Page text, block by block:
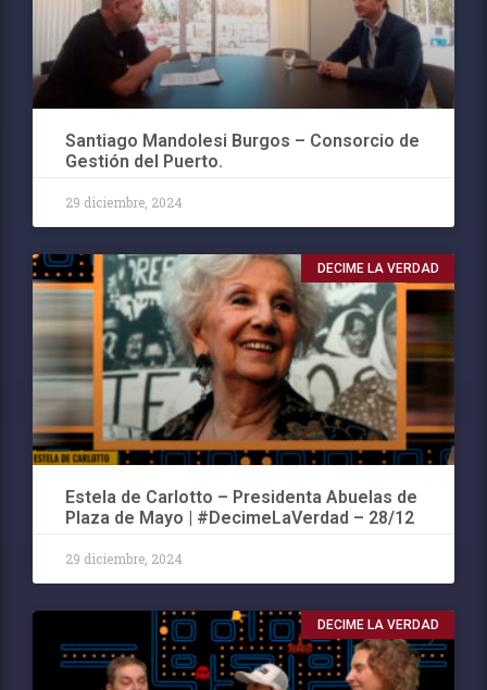
Santiago Mandolesi Burgos – Consorcio de
Gestión del Puerto.
29 diciembre, 2024
DECIME LA VERDAD
Estela de Carlotto – Presidenta Abuelas de
Plaza de Mayo | #DecimeLaVerdad – 28/12
29 diciembre, 2024
DECIME LA VERDAD